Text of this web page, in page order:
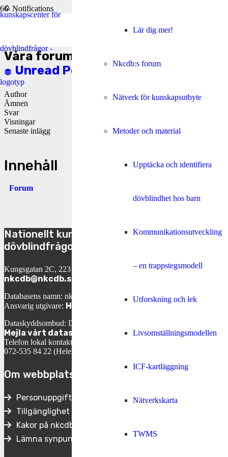
Lär dig mer!
Nkcdb:s forum
Nätverk för kunskapsutbyte
Metoder och material
Upptäcka och identifiera
dövblindhet hos barn
Kommunikationsutveckling
– en trappstegsmodell
Utforskning och lek
Livsomställningsmodellen
ICF-kartläggning
Nätverkskarta
TWMS
Notifications
Våra forum
Unread Posts
Author
Ämnen
Svar
Visningar
Senaste inlägg
Innehåll
Forum
Nationellt kunskapscenter för
dövblindfrågor
Kungsgatan 2C, 223 50 Lund
nkcdb@nkcdb.se
Databasens namn: nkcdb.se
Ansvarig utgivare: Helene Engh
Dataskyddsombud: David Ericson
Mejla vårt dataskyddsombud
Telefon lokal kontaktperson:
072-535 84 22 (Helene Engh, VD)
Om webbplatsen
Personuppgifter
Tillgänglighet
Kakor på nkcdb.se
Lämna synpunkter